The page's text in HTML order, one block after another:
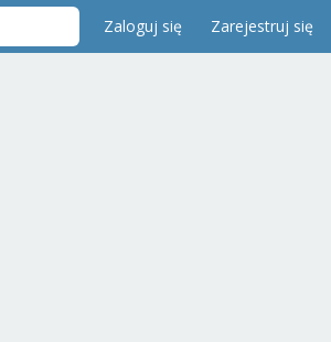
Zaloguj się Zarejestruj się